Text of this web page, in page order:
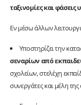
ταξινομίες και φάσεις
Εν μέσω άλλων
Υποστηρίζει την
σεναρίων από
σχολείων, στελέχη
συνεργάτες και μέλη